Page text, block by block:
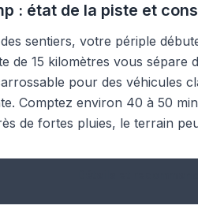
: état de la piste et
sentiers, votre périple
de 15 kilomètres vous sépare
pour des véhicules
Comptez environ 40 à 50
de fortes pluies, le terrain